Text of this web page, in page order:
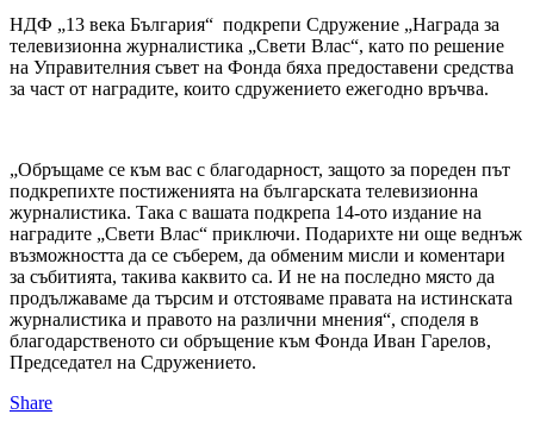
НДФ „13 века България“ подкрепи Сдружение „Награда за
телевизионна журналистика „Свети Влас“, като по решение
на Управителния съвет на Фонда бяха предоставени средства
за част от наградите, които сдружението ежегодно връчва.
„Обръщаме се към вас с благодарност, защото за пореден път
подкрепихте постиженията на българската телевизионна
журналистика. Така с вашата подкрепа 14-ото издание на
наградите „Свети Влас“ приключи. Подарихте ни още веднъж
възможността да се съберем, да обменим мисли и коментари
за събитията, такива каквито са. И не на последно място да
продължаваме да търсим и отстояваме правата на истинската
журналистика и правото на различни мнения“, споделя в
благодарственото си обръщение към Фонда Иван Гарелов,
Председател на Сдружението.
Share